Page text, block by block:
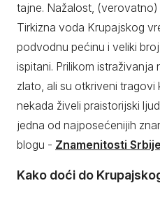
tajne. Nažalost, (verovatno)
Tirkizna voda Krupajskog
podvodnu pećinu i veliki
ispitani. Prilikom
zlato, ali su otkriveni
nekada živeli praistorijski
jedna od najposećenijih
blogu - Znamenitosti Srbije
Kako doći do